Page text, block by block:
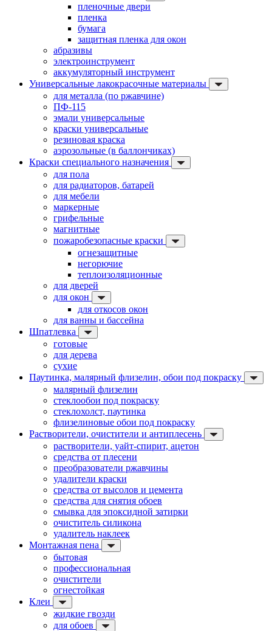
пленочные двери
пленка
бумага
защитная пленка для окон
абразивы
электроинструмент
аккумуляторный инструмент
Универсальные лакокрасочные материалы
для металла (по ржавчине)
ПФ-115
эмали универсальные
краски универсальные
резиновая краска
аэрозольные (в баллончиках)
Краски специального назначения
для пола
для радиаторов, батарей
для мебели
маркерные
грифельные
магнитные
пожаробезопасные краски
огнезащитные
негорючие
теплоизоляционные
для дверей
для окон
для откосов окон
для ванны и бассейна
Шпатлевка
готовые
для дерева
сухие
Паутинка, малярный флизелин, обои под покраску
малярный флизелин
стеклообои под покраску
стеклохолст, паутинка
флизелиновые обои под покраску
Растворители, очистители и антиплесень
растворители, уайт-спирит, ацетон
средства от плесени
преобразователи ржавчины
удалители краски
средства от высолов и цемента
средства для снятия обоев
смывка для эпоксидной затирки
очиститель силикона
удалитель наклеек
Монтажная пена
бытовая
профессиональная
очистители
огнестойкая
Клеи
жидкие гвозди
для обоев